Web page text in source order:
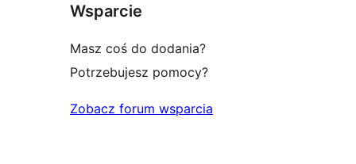
Wsparcie
Masz coś do dodania?
Potrzebujesz pomocy?
Zobacz forum wsparcia